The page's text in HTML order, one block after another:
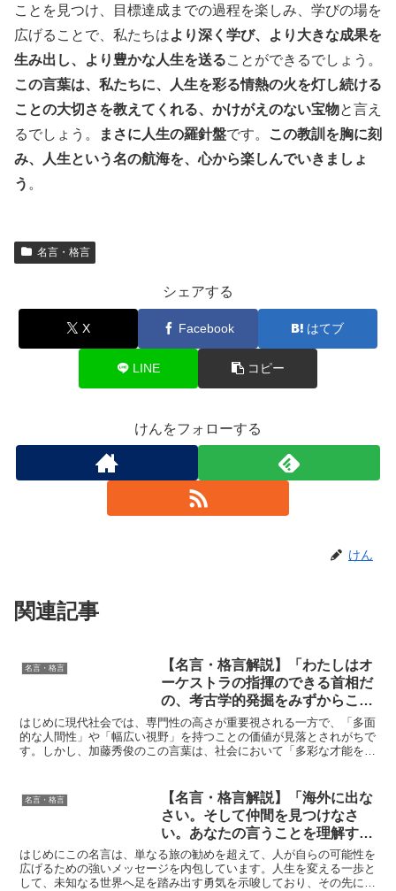
ことを見つけ、目標達成までの過程を楽しみ、学びの場を
広げることで、私たちはより深く学び、より大きな成果を
生み出し、より豊かな人生を送ることができるでしょう。
この言葉は、私たちに、人生を彩る情熱の火を灯し続ける
ことの大切さを教えてくれる、かけがえのない宝物と言え
るでしょう。
まさに人生の羅針盤です。
この教訓を胸に刻
み、人生という名の航海を、心から楽しんでいきましょ
う 。
名言・格言
シェアする
X Facebook はてブ
LINE コピー
けんをフォローする
けん
関連記事
名言・格言
【名言・格言解説】「わたしはオ
ーケストラの指揮のできる首相だ
の、考古学的発掘をみずからここ
ろみる実業家だのといった、はば
の広い大きな人物のいる社会は、
ほんとうに学問だの知識だのがた
いかと思う。そしてそんなふうに
多面的な人間をそだてる社会は、
きっといい社会なのだろうと思
う。」by 加藤 秀俊の深い意味と
得られる教訓
はじめに現代社会では、専門性の高さが重要視される一方で、「多面
的な人間性」や「幅広い視野」を持つことの価値が見落とされがちで
す。しかし、加藤秀俊のこの言葉は、社会において「多彩な才能を持
名言・格言
【名言・格言解説】「海外に出な
さい。そして仲間を見つけなさ
い。あなたの言うことを理解する
人が必ず現れます。」by 菊竹 清
訓の深い意味と得られる教訓
はじめにこの名言は、単なる旅の勧めを超えて、人が自らの可能性を
広げるための強いメッセージを内包しています。人生を変える一歩と
して、未知なる世界へ足を踏み出す勇気を示唆しており、その先に自